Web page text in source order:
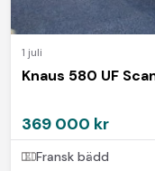
1 juli
Knaus 580 UF
369 000 kr
Fransk bädd